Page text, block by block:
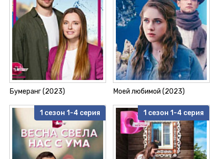
Бумеранг (2023) Моей любимой (2023)
1 сезон 1-4 серия 1 сезон 1-4 серия